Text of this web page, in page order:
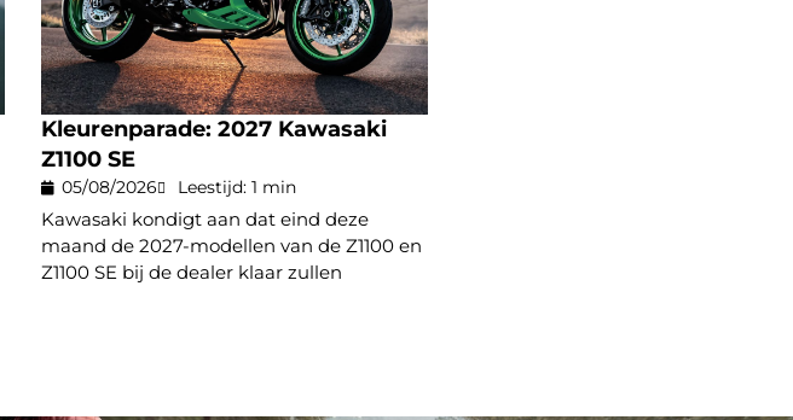
Kleurenparade: 2027 Kawasaki
Z1100 SE
05/08/2026 Leestijd: 1 min
Kawasaki kondigt aan dat eind deze
maand de 2027-modellen van de Z1100 en
Z1100 SE bij de dealer klaar zullen